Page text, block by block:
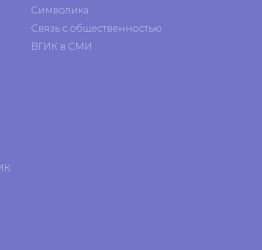
Символика
Связь с общественностью
ВГИК в СМИ